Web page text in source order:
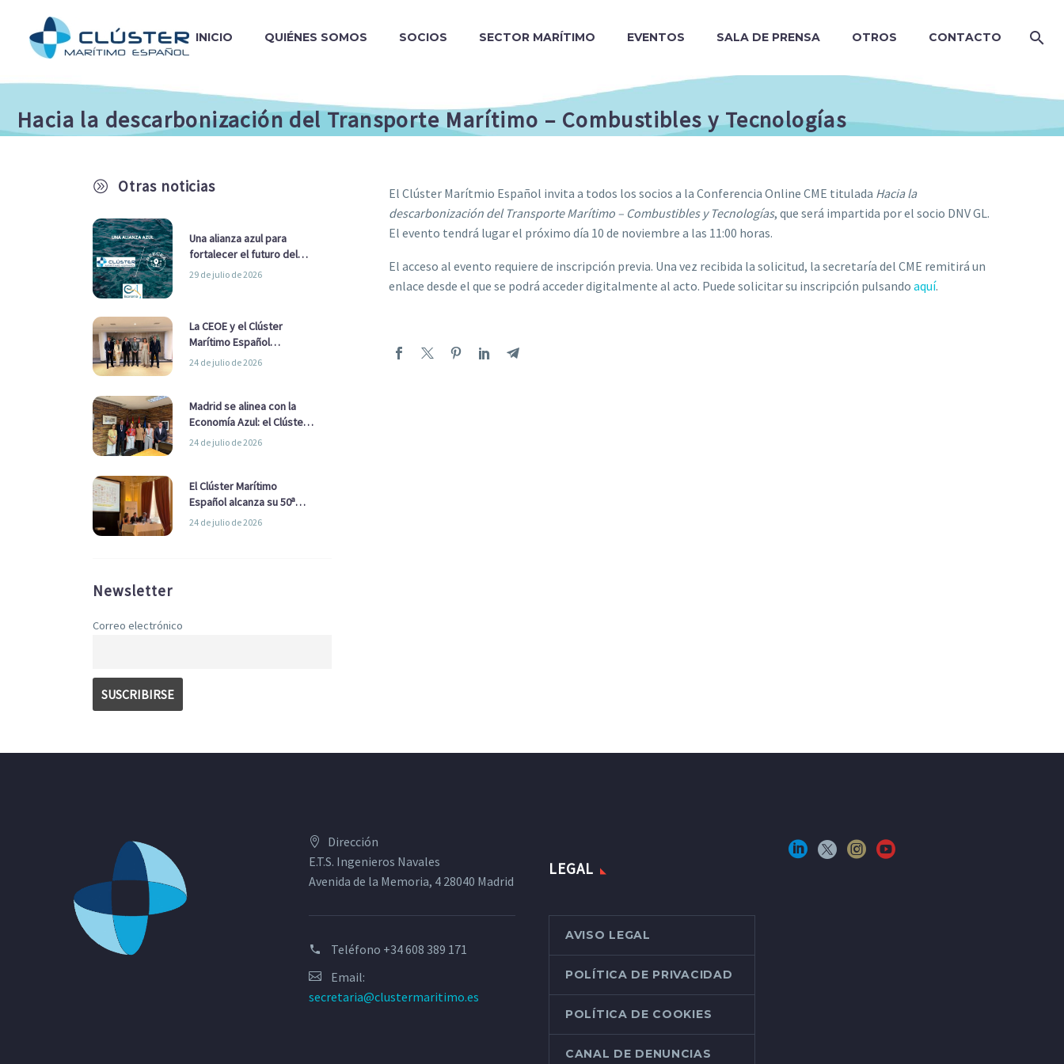
INICIO QUIÉNES SOMOS SOCIOS SECTOR MARÍTIMO EVENTOS SALA DE PRENSA OTROS CONTACTO
Hacia la descarbonización del Transporte Marítimo – Combustibles y Tecnologías
A Otras noticias
Una alianza azul para
fortalecer el futuro del
sector marítimo
29 de julio de 2026
La CEOE y el Clúster
Marítimo Español
refuerzan su alianza para
24 de julio de 2026
Madrid se alinea con la
Economía Azul: el Clúster
Marítimo Español y la Real
Ayuntamiento
24 de julio de 2026
El Clúster Marítimo
Español alcanza su 50ª
Asamblea reafirmando su
24 de julio de 2026
Newsletter
Correo electrónico
El Clúster Marítmio Español invita a todos los socios a la Conferencia Online CME titulada Hacia la
descarbonización del Transporte Marítimo – Combustibles y Tecnologías, que será impartida por el socio DNV GL.
El evento tendrá lugar el próximo día 10 de noviembre a las 11:00 horas.
El acceso al evento requiere de inscripción previa. Una vez recibida la solicitud, la secretaría del CME remitirá un
enlace desde el que se podrá acceder digitalmente al acto. Puede solicitar su inscripción pulsando aquí.
Dirección
E.T.S. Ingenieros Navales
Avenida de la Memoria, 4 28040 Madrid
Teléfono +34 608 389 171
Email:
secretaria@clustermaritimo.es
LEGAL
AVISO LEGAL
POLÍTICA DE PRIVACIDAD
POLÍTICA DE COOKIES
CANAL DE DENUNCIAS